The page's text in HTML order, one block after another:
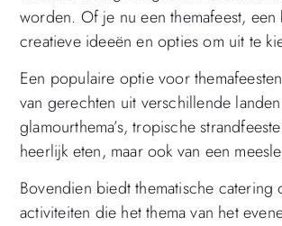
worden. Of je nu een themafeest,
creatieve ideeën en opties om uit te
Een populaire optie voor
van gerechten uit verschillende
glamourthema’s, tropische
heerlijk eten, maar ook van een
Bovendien biedt thematische
activiteiten die het thema van het